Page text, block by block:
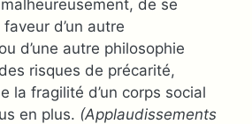
de se
d’un autre
d’une autre philosophie
risques de précarité,
la fragilité d’un corps social
en plus. (Applaudissements